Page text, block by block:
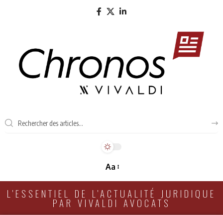
Aa
L'ESSENTIEL DE L'ACTUALITÉ JURIDIQUE
PAR VIVALDI AVOCATS